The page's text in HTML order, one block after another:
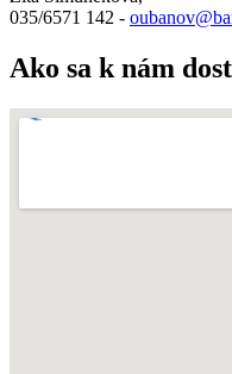
035/6571 142 -
Ako sa k nám